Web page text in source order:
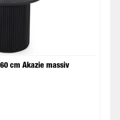
cm Akazie massiv